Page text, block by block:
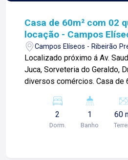
Casa de 60m² com 02
locação - Campos
Campos Elíseos - Ribeirão
Localizado próximo á Av.
Juca, Sorveteria do Geraldo,
diversos comércios. Casa de 60m² com: -02
Quintal; -Área de serviço; Para mais informações
e agendar visita, entre em contato.
Relacionamento! Esta é a
2
Dorm.
1
Banho
60